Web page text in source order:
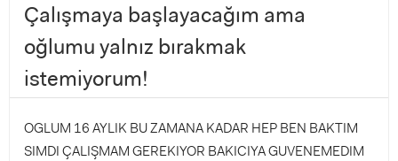
Çalışmaya başlayacağım ama
oğlumu yalnız bırakmak
istemiyorum!
OGLUM 16 AYLIK BU ZAMANA KADAR HEP BEN BAKTIM
SIMDI ÇALIŞMAM GEREKIYOR BAKICIYA GUVENEMEDIM